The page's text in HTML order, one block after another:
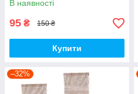
В наявності
95 ₴ 150 ₴
Купити
–32%